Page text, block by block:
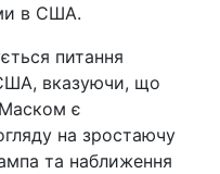
в США.
питання
вказуючи, що
є
на зростаючу
та наближення